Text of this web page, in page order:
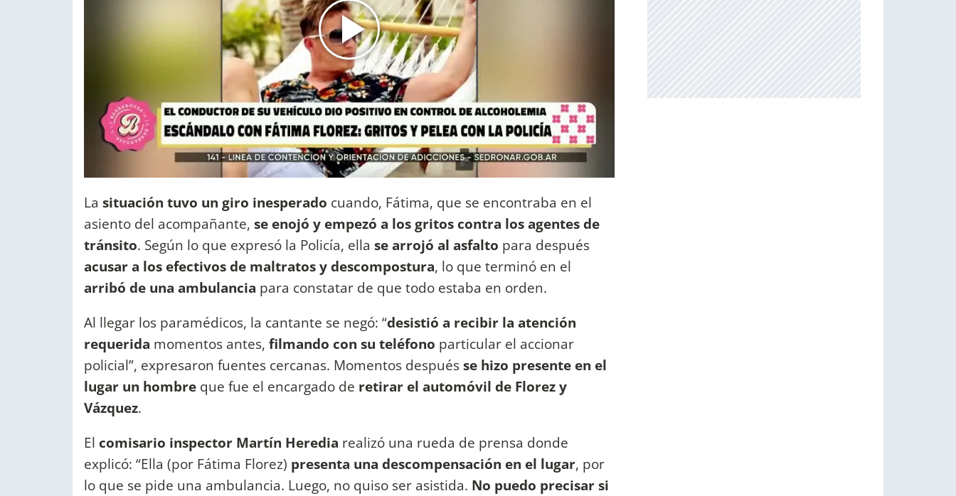
La situación tuvo un giro inesperado cuando, Fátima, que se encontraba en el
asiento del acompañante, se enojó y empezó a los gritos contra los agentes de
tránsito. Según lo que expresó la Policía, ella se arrojó al asfalto para después
acusar a los efectivos de maltratos y descompostura, lo que terminó en el
arribó de una ambulancia para constatar de que todo estaba en orden.
Al llegar los paramédicos, la cantante se negó: “desistió a recibir la atención
requerida momentos antes, filmando con su teléfono particular el accionar
policial”, expresaron fuentes cercanas. Momentos despuésse hizo presente en el
lugar un hombre que fue el encargado de retirar el automóvil de Florez y
Vázquez.
El comisario inspector Martín Heredia realizó una rueda de prensa donde
explicó: “Ella (por Fátima Florez) presenta una descompensación en el lugar, por
lo que se pide una ambulancia. Luego, no quiso ser asistida. No puedo precisar si